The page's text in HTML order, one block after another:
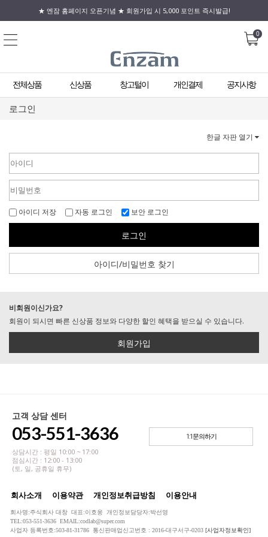
★ 엔잠 홈페이지 오픈기념 ★ 회원가입 시 5,000 포인트 즉시발급!
0
전체상품 신상품 창고털이 개인결제 공지사항
로그인
한글 자판 열기
아이디 저장 자동 로그인 보안 로그인
로그인
아이디/비밀번호 찾기
비회원이신가요?
회원이 되시면 빠른 신상품 정보와 다양한 할인 혜택을 받으실 수 있습니다.
회원가입
고객 상담 센터
053-551-3636
상담시간 : 평일 10:00 ~ 17:00
점심시간 : 12:00 - 13:00
(토, 일, 공휴일 휴무)
1:1문의하기
회사소개 이용약관 개인정보취급방침 이용안내
회사명:주식회사 대창 대표:이호웅 개인정보담당자:박선영
TEL:053-551-3636 EMAIL:codlab@super.com
사업자 등록번호:503-81-31786 통신판매업신고번호 : 2016-대구서구-0203 [사업자정보확인]